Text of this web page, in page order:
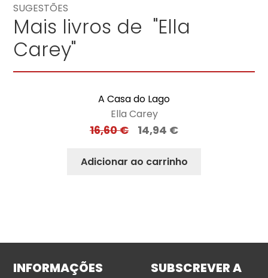
SUGESTÕES
Mais livros de "Ella
Carey"
A Casa do Lago
Ella Carey
16,60€ 14,94 €
Adicionar ao carrinho
INFORMAÇÕES
SUBSCREVER A